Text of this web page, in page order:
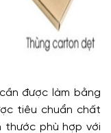
được làm bằng
tiêu chuẩn chất
thước phù hợp với